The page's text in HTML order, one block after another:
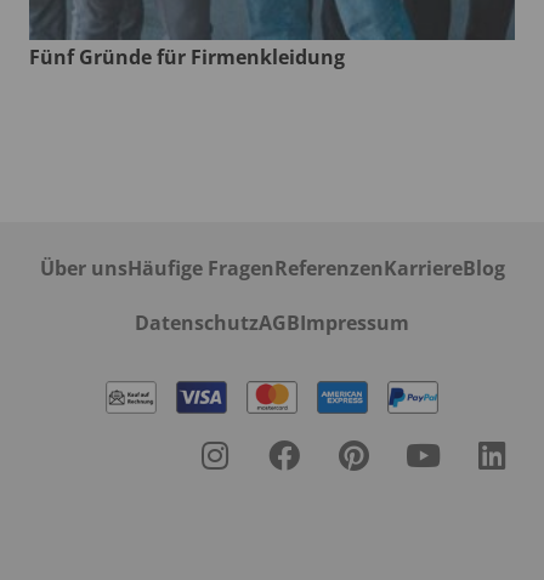
Fünf Gründe für Firmenkleidung
Über unsHäufige FragenReferenzenKarriereBlog
DatenschutzAGBImpressum